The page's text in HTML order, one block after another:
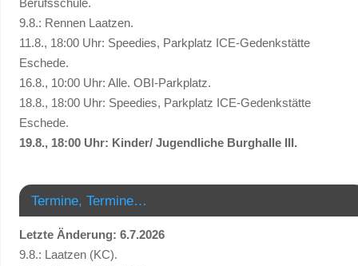
9.8.: Rennen Laatzen.
11.8., 18:00 Uhr: Speedies, Parkplatz ICE-Gedenkstätte
Eschede.
16.8., 10:00 Uhr: Alle. OBI-Parkplatz.
18.8., 18:00 Uhr: Speedies, Parkplatz ICE-Gedenkstätte
Eschede.
19.8., 18:00 Uhr: Kinder/ Jugendliche Burghalle III.
Termine, Termine…
Letzte Änderung: 6.7.2026
9.8.: Laatzen (KC).